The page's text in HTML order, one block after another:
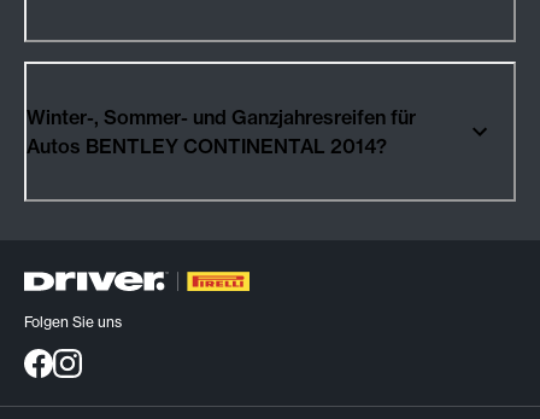
Winter-, Sommer- und Ganzjahresreifen für
Autos BENTLEY CONTINENTAL 2014?
Folgen Sie uns